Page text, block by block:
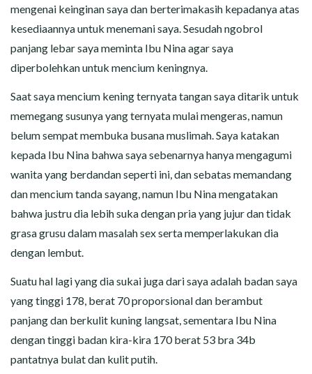
mengenai keinginan saya dan berterimakasih kepadanya atas
kesediaannya untuk menemani saya. Sesudah ngobrol
panjang lebar saya meminta Ibu Nina agar saya
diperbolehkan untuk mencium keningnya.
Saat saya mencium kening ternyata tangan saya ditarik untuk
memegang susunya yang ternyata mulai mengeras, namun
belum sempat membuka busana muslimah. Saya katakan
kepada Ibu Nina bahwa saya sebenarnya hanya mengagumi
wanita yang berdandan seperti ini, dan sebatas memandang
dan mencium tanda sayang, namun Ibu Nina mengatakan
bahwa justru dia lebih suka dengan pria yang jujur dan tidak
grasa grusu dalam masalah sex serta memperlakukan dia
dengan lembut.
Suatu hal lagi yang dia sukai juga dari saya adalah badan saya
yang tinggi 178, berat 70 proporsional dan berambut
panjang dan berkulit kuning langsat, sementara Ibu Nina
dengan tinggi badan kira-kira 170 berat 53 bra 34b
pantatnya bulat dan kulit putih.